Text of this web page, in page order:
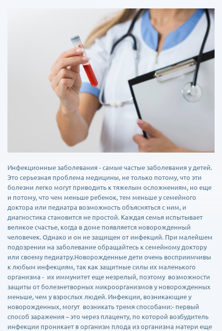
Инфекционные заболевания - самые частые заболевания у детей.
Это серьезная проблема медицины, не только потому, что эти
болезни легко могут приводить к тяжелым осложнениям, но еще
и потому, что чем меньше ребенок, тем меньше у семейного
доктора или педиатра возможность объясняться с ним, и
диагностика становится не простой. Каждая семья испытывает
великое счастье, когда в доме появляется новорожденный
человечек. Однако и он не защищен от инфекций. При малейшем
подозрении на заболевание обращайтесь к семейному доктору
или своему педиатру.Новорожденные дети очень восприимчивы
к любым инфекциям, так как защитные силы их маленького
организма - их иммунитет еще незрелый, поэтому возможности
защиты от болезнетворных микроорганизмов у новорожденных
меньше, чем у взрослых людей. Инфекции, возникающие у
новорожденных, могут возникать тремя способами:- первый
способ заражения – это через плаценту, по которой возбудитель
инфекции проникает в организм плода из организма матери еще